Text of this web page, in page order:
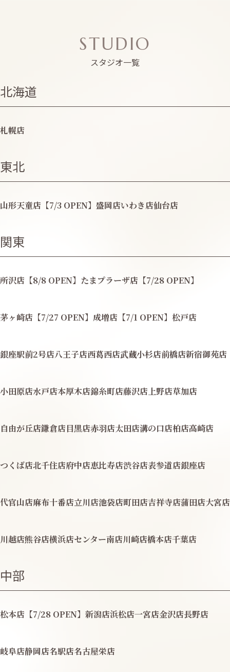
STUDIO
スタジオ一覧
北海道
札幌店
東北
山形天童店【7/3 OPEN】 盛岡店いわき店仙台店
関東
所沢店【8/8 OPEN】 たまプラーザ店【7/28 OPEN】
茅ヶ崎店【7/27 OPEN】 成増店【7/1 OPEN】 松戸店
銀座駅前2号店八王子店西葛西店武蔵小杉店前橋店新宿御苑店
小田原店水戸店本厚木店錦糸町店藤沢店 上野店草加店
自由が丘店鎌倉店目黒店赤羽店太田店溝の口店柏店高崎店
つくば店北千住店府中店恵比寿店渋谷店表参道店銀座店
代官山店麻布十番店立川店池袋店町田店吉祥寺店蒲田店大宮店
川越店熊谷店横浜店センター南店川崎店橋本店千葉店
中部
松本店【7/28 OPEN】 新潟店浜松店一宮店金沢店長野店
岐阜店静岡店名駅店名古屋栄店